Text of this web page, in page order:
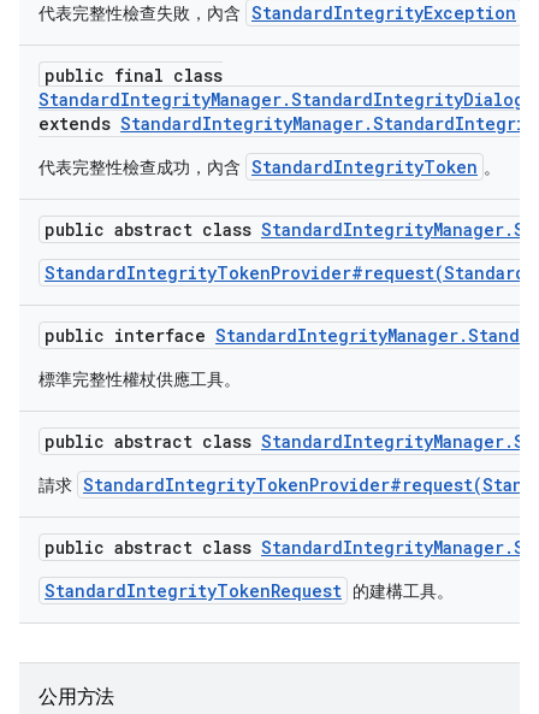
代表完整性檢查失敗，內含 StandardIntegrityException
public final class
extends
代表完整性檢查成功，內含 StandardIntegrityToken 。
public abstract class
public interface
標準完整性權杖供應工具。
public abstract class
請求
public abstract class
StandardIntegrityTokenRequest 的建構工具。
公用方法